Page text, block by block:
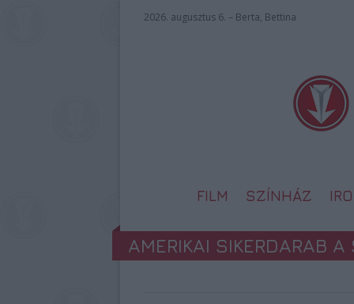
2026. augusztus 6. – Berta, Bettina
FILM SZÍNHÁZ
AMERIKAI SIKERDARAB A